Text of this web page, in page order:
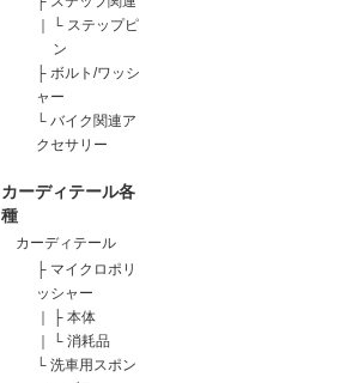
｜
└ ステップピ
ン
├ ボルト/ワッシ
ャー
└ バイク関連ア
クセサリー
カーディテール各
種
カーディテール
├ マイクロポリ
ッシャー
｜
├ 本体
｜
└ 消耗品
└ 洗車用スポン